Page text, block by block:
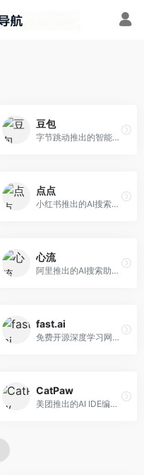
豆包
字节跳动推出的智能对话助手平台，提供文本创作、知识问答、英语学习等多种AI服务。面向普通用户和内容创作者，支持多轮对话和文件解析，免费使用，响应速度快，中文理解能力强。
点点
小红书推出的AI搜索应用，专注于生活方式内容搜索。面向小红书用户，提供生活攻略、消费决策、内容推荐等服务，生活方式内容丰富。
心流
阿里推出的AI搜索助手，专注于智能信息获取。面向普通用户，提供智能搜索、内容整理、知识问答等服务，与阿里生态深度整合。
fast.ai
免费开源深度学习网站，专注于实用AI教学。面向开发者，提供免费深度学习课程、实战项目、代码库等资源，学习门槛低。
CatPaw
美团推出的AI IDE编程工具，专注于本地开发生态。面向开发者，提供智能代码补全、代码生成、项目管理等服务，本地开发体验好。